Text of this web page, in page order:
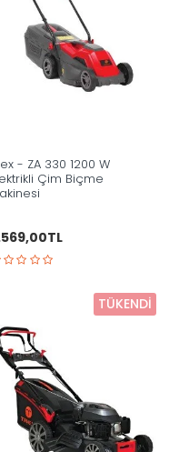
- ZA 330 1200 W
Çim Biçme
TÜKENDI